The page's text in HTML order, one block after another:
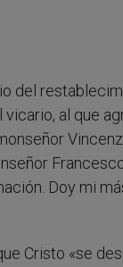
del
al que
Doy mi
Cristo «se